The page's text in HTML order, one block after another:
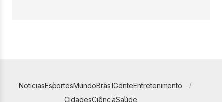
NotíciasEsportesMundoBrasilGenteEntretenimento
CidadesCiênciaSaúde